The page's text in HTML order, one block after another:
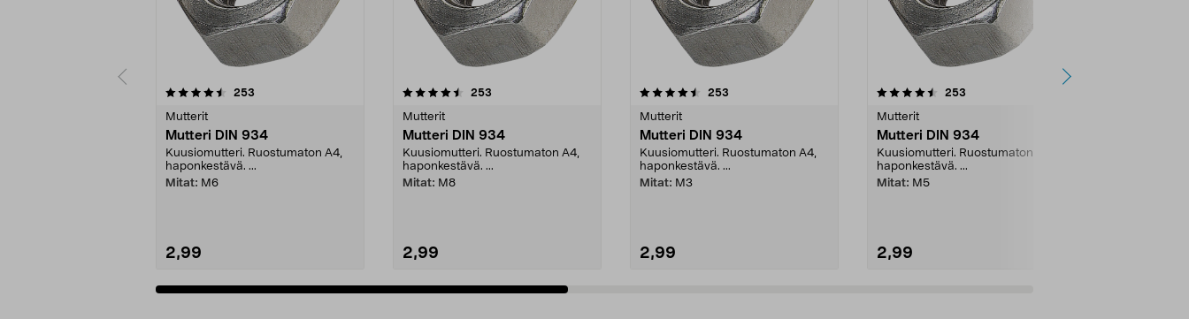
253
Mutterit
Mutteri DIN 934
Kuusiomutteri. Ruostumaton A4,
haponkestävä. ...
Mitat: M6
2,99
4.5 viidestä
253
Mutterit
Mutteri DIN 934
Kuusiomutteri. Ruostumaton A4,
haponkestävä. ...
Mitat: M8
2,99
4.5 viidestä
253
Mutterit
Mutteri DIN 934
Kuusiomutteri. Ruostumaton A4,
haponkestävä. ...
Mitat: M3
2,99
4.5 viidestä
253
Mutterit
Mutteri DIN 934
Kuusiomutteri. Ruostumaton A4,
haponkestävä. ...
Mitat: M5
2,99
4.5 viidestä